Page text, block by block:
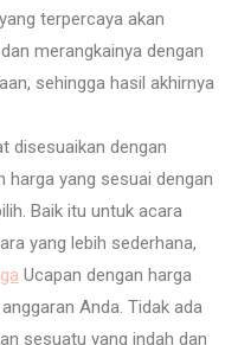
terpercaya akan
merangkainya dengan
sehingga hasil akhirnya
disesuaikan dengan
harga yang sesuai dengan
Baik itu untuk acara
yang lebih sederhana,
Ucapan dengan harga
Anda. Tidak ada
sesuatu yang indah dan